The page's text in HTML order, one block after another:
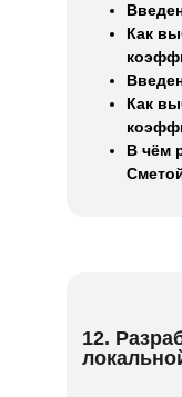
Как
Как
В чём
12.